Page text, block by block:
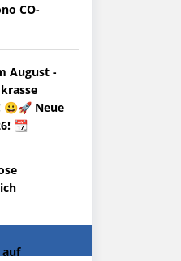
CO-
August -
😀🚀 Neue
📆
auf